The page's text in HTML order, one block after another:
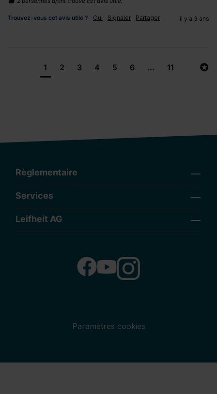
Trouvez-vous cet avis utile ? Oui Signaler Partager il y a 3 ans
1 2 3 4 5 6 ... 11
Règlementaire
Services
Leifheit AG
Paramètres cookies